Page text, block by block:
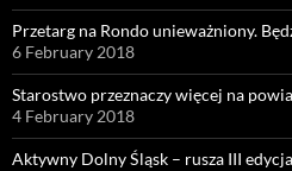
Przetarg na Rondo unieważniony.
6 February 2018
Starostwo przeznaczy więcej na
4 February 2018
Aktywny Dolny Śląsk – rusza III